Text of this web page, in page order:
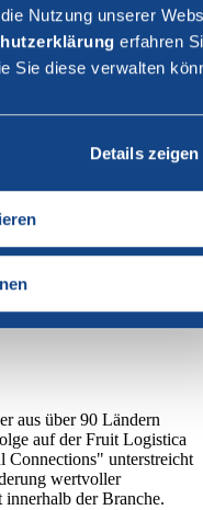
Nutzung unserer
erfahren
Sie diese verwalten
Details zeigen
aus über 90 Ländern
auf der Fruit Logistica
unterstreicht
wertvoller
innerhalb der Branche.